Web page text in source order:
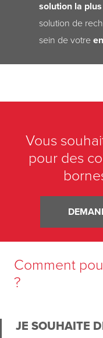
solution la
solution de
sein de votre
Vous
pour des
Comment
?
JE SOUHAITE